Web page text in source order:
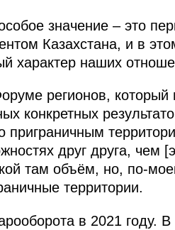
значение – это
Казахстана, и в
характер наших
регионов, который
конкретных
приграничным
друг друга, чем
там объём, но, по-
территории.
в 2021 году.